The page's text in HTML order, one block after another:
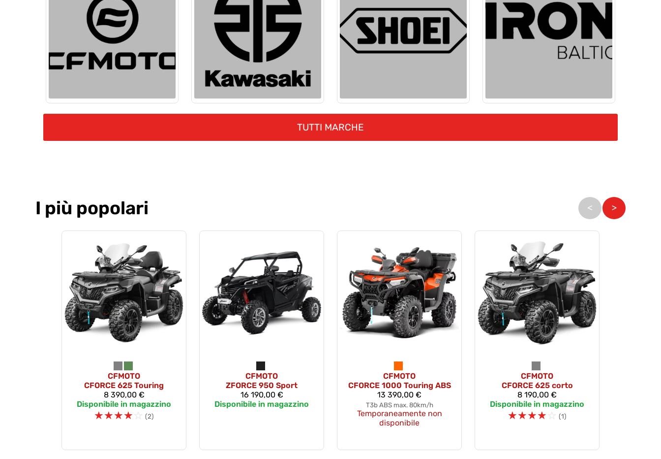
TUTTI MARCHE
I più popolari
CFMOTO
CFORCE 625 Touring
8 390,00 €
Disponibile in magazzino
☆☆☆☆☆ (2)
CFMOTO
ZFORCE 950 Sport
16 190,00 €
Disponibile in magazzino
CFMOTO
CFORCE 1000 Touring ABS
13 390,00 €
T3b ABS max. 80km/h
Temporaneamente non
disponibile
CFMOTO
CFORCE 625 corto
8 190,00 €
Disponibile in magazzino
☆☆☆☆☆ (1)